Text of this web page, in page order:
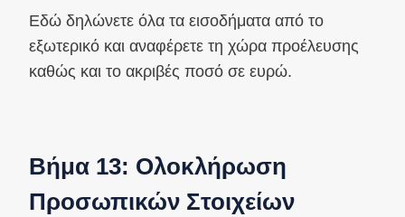
Εδώ δηλώνετε όλα τα εισοδήματα από το
εξωτερικό και αναφέρετε τη χώρα προέλευσης
καθώς και το ακριβές ποσό σε ευρώ.
Βήμα 13: Ολοκλήρωση
Προσωπικών Στοιχείων